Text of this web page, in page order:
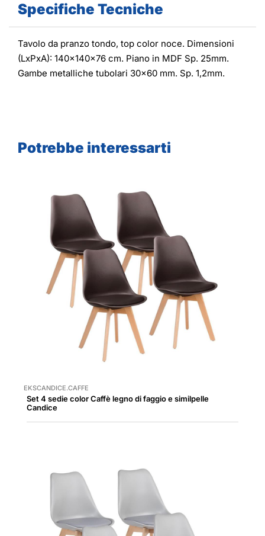
Specifiche Tecniche
Tavolo da pranzo tondo, top color noce. Dimensioni
(LxPxA): 140x140x76 cm. Piano in MDF Sp. 25mm.
Gambe metalliche tubolari 30x60 mm. Sp. 1,2mm.
Potrebbe interessarti
EKSCANDICE.CAFFE
Set 4 sedie color Caffè legno di faggio e similpelle
Candice